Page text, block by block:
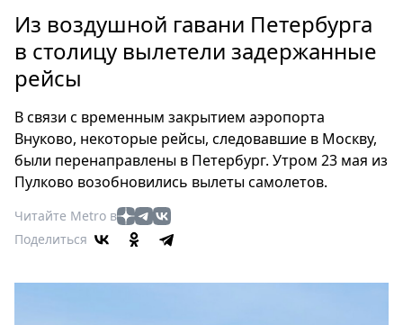
Россия
Мир
Туризм
Мода
Театр
Кино
Афиша
Книги
Выставки
Из воздушной гавани Петербурга
в столицу вылетели задержанные
рейсы
В связи с временным закрытием аэропорта
Внуково, некоторые рейсы, следовавшие в Москву,
были перенаправлены в Петербург. Утром 23 мая из
Пулково возобновились вылеты самолетов.
Читайте Metro в
Поделиться